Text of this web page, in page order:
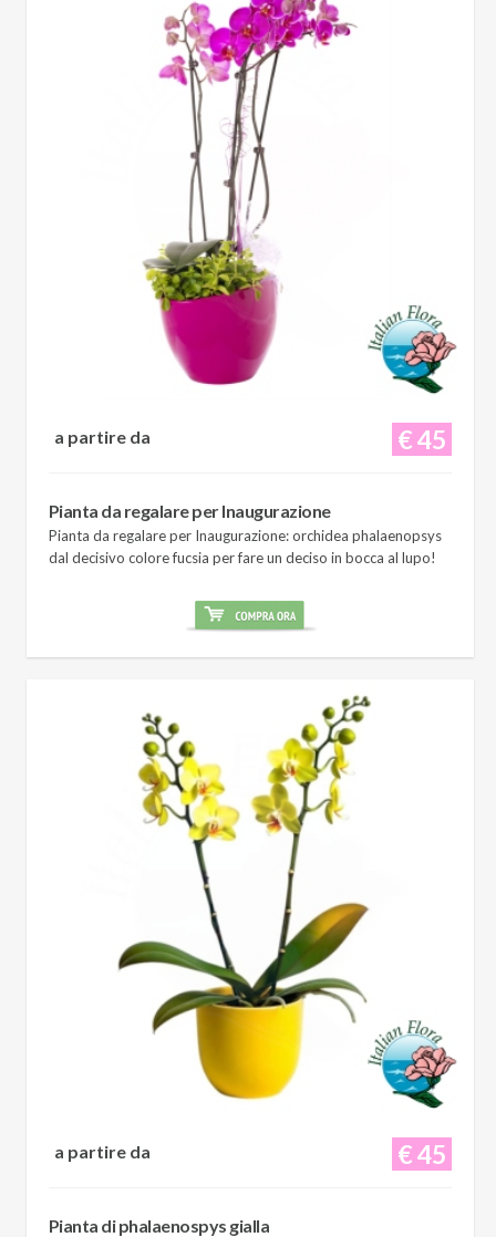
€ 45
a partire da
Pianta da regalare per Inaugurazione
Pianta da regalare per Inaugurazione: orchidea phalaenopsys
dal decisivo colore fucsia per fare un deciso in bocca al lupo!
€ 45
a partire da
Pianta di phalaenospys gialla